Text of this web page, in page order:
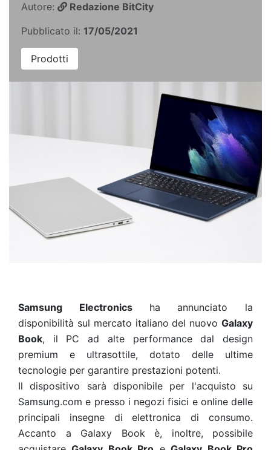
Autore:
Redazione BitCity
Pubblicato il: 17/05/2021
Prodotti
Samsung Electronics ha annunciato la
disponibilità sul mercato italiano del nuovo Galaxy
Book, il PC ad alte performance dal design
premium e ultrasottile, dotato delle ultime
tecnologie per garantire prestazioni potenti.
Il dispositivo sarà disponibile per l'acquisto su
Samsung.com e presso i negozi fisici e online delle
principali insegne di elettronica di consumo.
Accanto a Galaxy Book è, inoltre, possibile